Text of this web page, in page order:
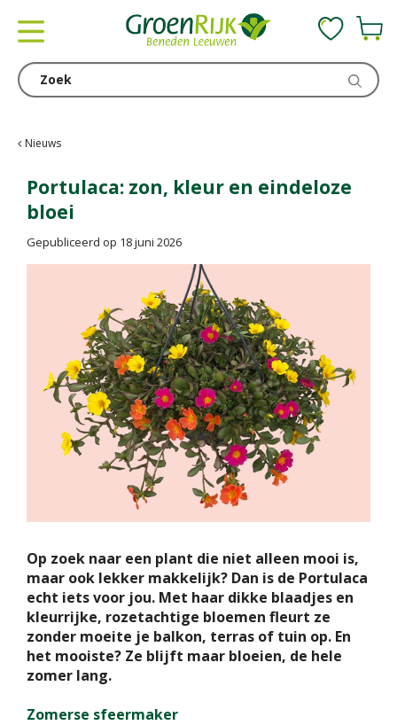
Nieuws
Portulaca: zon, kleur en eindeloze
bloei
Gepubliceerd op 18 juni 2026
Op zoek naar een plant die niet alleen mooi is,
maar ook lekker makkelijk? Dan is de Portulaca
echt iets voor jou. Met haar dikke blaadjes en
kleurrijke, rozetachtige bloemen fleurt ze
zonder moeite je balkon, terras of tuin op. En
het mooiste? Ze blijft maar bloeien, de hele
zomer lang.
Zomerse sfeermaker